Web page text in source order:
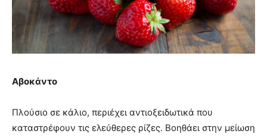
Αβοκάντο
Πλούσιο σε κάλιο, περιέχει αντιοξειδωτικά που
καταστρέφουν τις ελεύθερες ρίζες. Βοηθάει στην μείωση